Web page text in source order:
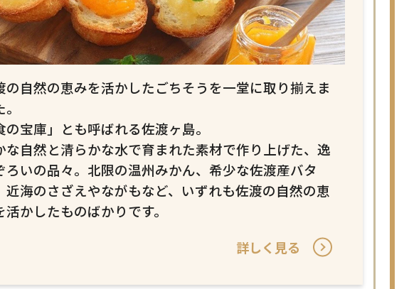
の自然の恵みを活かしたごちそうを一堂に取り揃えま
の宝庫」とも呼ばれる佐渡ヶ島。
な自然と清らかな水で育まれた素材で作り上げた、逸
ろいの品々。北限の温州みかん、希少な佐渡産バタ
近海のさざえやながもなど、いずれも佐渡の自然の恵
活かしたものばかりです。
詳しく見る